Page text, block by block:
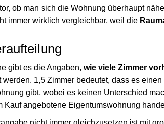
ob man sich die Wohnung überhaupt
immer wirklich vergleichbar, weil die
gibt es die Angaben, wie viele Zimmer
1,5 Zimmer bedeutet, dass es
gibt, wobei es keinen Unterschied
Kauf angebotene Eigentumswohnung